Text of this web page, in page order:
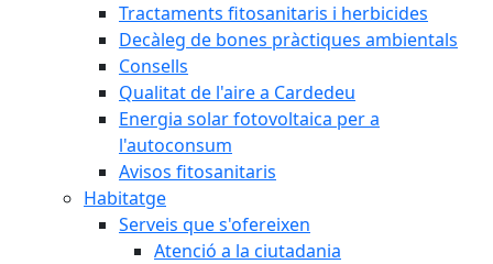
Tractaments fitosanitaris i herbicides
Decàleg de bones pràctiques ambientals
Consells
Qualitat de l'aire a Cardedeu
Energia solar fotovoltaica per a
l'autoconsum
Avisos fitosanitaris
Habitatge
Serveis que s'ofereixen
Atenció a la ciutadania